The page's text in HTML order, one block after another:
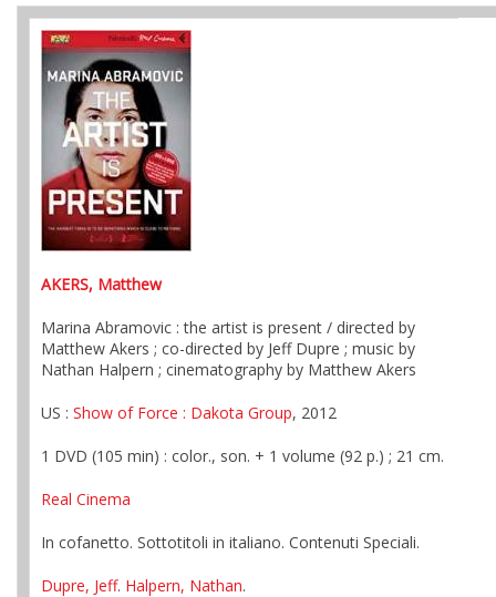
AKERS, Matthew
Marina Abramovic : the artist is present / directed by
Matthew Akers ; co-directed by Jeff Dupre ; music by
Nathan Halpern ; cinematography by Matthew Akers
US : Show of Force : Dakota Group, 2012
1 DVD (105 min) : color., son. + 1 volume (92 p.) ; 21 cm.
Real Cinema
In cofanetto. Sottotitoli in italiano. Contenuti Speciali.
Dupre, Jeff. Halpern, Nathan.